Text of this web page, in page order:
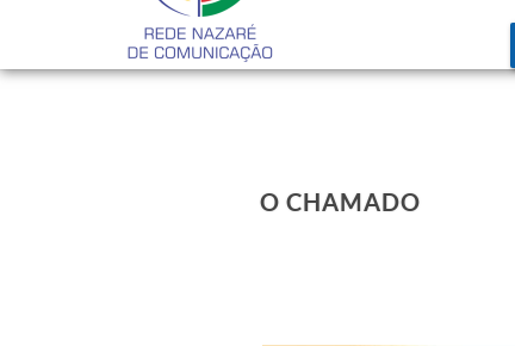
O CHAMADO